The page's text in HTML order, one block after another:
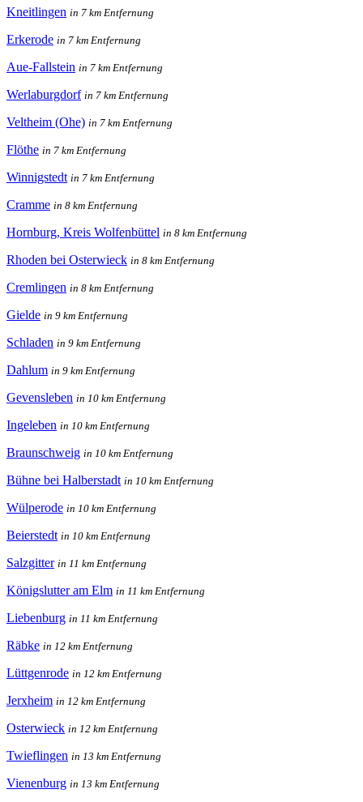
Kneitlingen in 7 km Entfernung
Erkerode in 7 km Entfernung
Aue-Fallstein in 7 km Entfernung
Werlaburgdorf in 7 km Entfernung
Veltheim (Ohe) in 7 km Entfernung
Flöthe in 7 km Entfernung
Winnigstedt in 7 km Entfernung
Cramme in 8 km Entfernung
Hornburg, Kreis Wolfenbüttel in 8 km Entfernung
Rhoden bei Osterwieck in 8 km Entfernung
Cremlingen in 8 km Entfernung
Gielde in 9 km Entfernung
Schladen in 9 km Entfernung
Dahlum in 9 km Entfernung
Gevensleben in 10 km Entfernung
Ingeleben in 10 km Entfernung
Braunschweig in 10 km Entfernung
Bühne bei Halberstadt in 10 km Entfernung
Wülperode in 10 km Entfernung
Beierstedt in 10 km Entfernung
Salzgitter in 11 km Entfernung
Königslutter am Elm in 11 km Entfernung
Liebenburg in 11 km Entfernung
Räbke in 12 km Entfernung
Lüttgenrode in 12 km Entfernung
Jerxheim in 12 km Entfernung
Osterwieck in 12 km Entfernung
Twieflingen in 13 km Entfernung
Vienenburg in 13 km Entfernung